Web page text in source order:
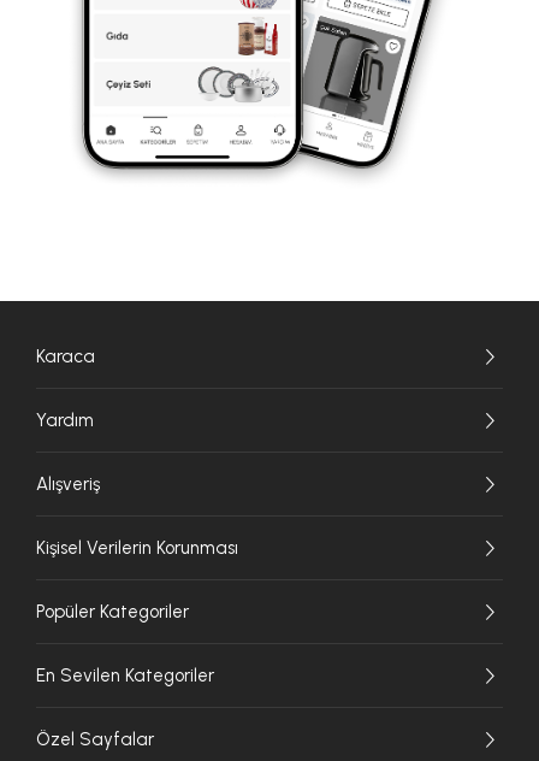
Karaca
Yardım
Alışveriş
Kişisel Verilerin Korunması
Popüler Kategoriler
En Sevilen Kategoriler
Özel Sayfalar